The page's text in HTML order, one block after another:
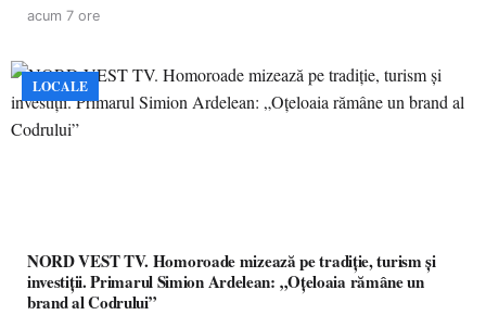
acum 7 ore
LOCALE
NORD VEST TV. Homoroade mizează pe tradiție, turism și
investiții. Primarul Simion Ardelean: „Oțeloaia rămâne un
brand al Codrului”